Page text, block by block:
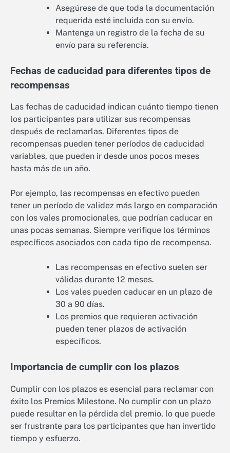
Asegúrese de que toda la documentación
requerida esté incluida con su envío.
Mantenga un registro de la fecha de su
envío para su referencia.
Fechas de caducidad para diferentes tipos de
recompensas
Las fechas de caducidad indican cuánto tiempo tienen
los participantes para utilizar sus recompensas
después de reclamarlas. Diferentes tipos de
recompensas pueden tener períodos de caducidad
variables, que pueden ir desde unos pocos meses
hasta más de un año.
Por ejemplo, las recompensas en efectivo pueden
tener un período de validez más largo en comparación
con los vales promocionales, que podrían caducar en
unas pocas semanas. Siempre verifique los términos
específicos asociados con cada tipo de recompensa.
Las recompensas en efectivo suelen ser
válidas durante 12 meses.
Los vales pueden caducar en un plazo de
30 a 90 días.
Los premios que requieren activación
pueden tener plazos de activación
específicos.
Importancia de cumplir con los plazos
Cumplir con los plazos es esencial para reclamar con
éxito los Premios Milestone. No cumplir con un plazo
puede resultar en la pérdida del premio, lo que puede
ser frustrante para los participantes que han invertido
tiempo y esfuerzo.